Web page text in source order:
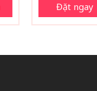
Đặt ngay